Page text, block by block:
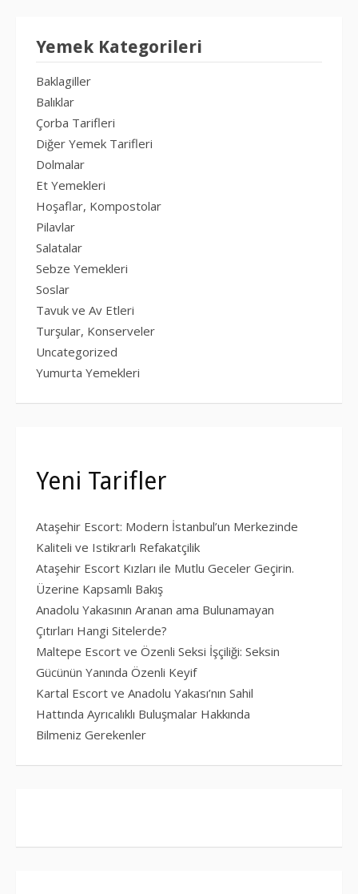
Yemek Kategorileri
Baklagiller
Balıklar
Çorba Tarifleri
Diğer Yemek Tarifleri
Dolmalar
Et Yemekleri
Hoşaflar, Kompostolar
Pilavlar
Salatalar
Sebze Yemekleri
Soslar
Tavuk ve Av Etleri
Turşular, Konserveler
Uncategorized
Yumurta Yemekleri
Yeni Tarifler
Ataşehir Escort: Modern İstanbul’un Merkezinde
Kaliteli ve Istikrarlı Refakatçilik
Ataşehir Escort Kızları ile Mutlu Geceler Geçirin.
Üzerine Kapsamlı Bakış
Anadolu Yakasının Aranan ama Bulunamayan
Çıtırları Hangi Sitelerde?
Maltepe Escort ve Özenli Seksi İşçiliği: Seksin
Gücünün Yanında Özenli Keyif
Kartal Escort ve Anadolu Yakası’nın Sahil
Hattında Ayrıcalıklı Buluşmalar Hakkında
Bilmeniz Gerekenler